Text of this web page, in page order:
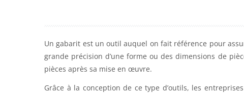
Un gabarit est un outil auquel on fait référence pour
grande précision d’une forme ou des dimensions de
pièces après sa mise en œuvre.
Grâce à la conception de ce type d’outils, les